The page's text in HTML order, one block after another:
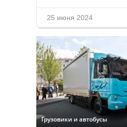
25 июня 2024
Грузовики и автобусы